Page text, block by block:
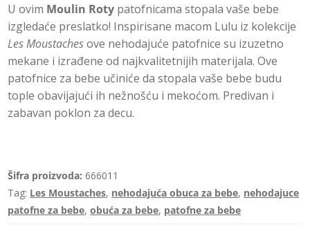
c
e
n
j
e
n
o
d
U ovim Moulin Roty patofnicama stopala vaše bebe
izgledaće preslatko! Inspirisane macom Lulu iz kolekcije
Les Moustachesove nehodajuće patofnice su izuzetno
mekane i izrađene od najkvalitetnijih materijala. Ove
patofnice za bebe učiniće da stopala vaše bebe budu
tople obavijajući ih nežnošću i mekoćom. Predivan i
zabavan poklon za decu.
Šifra proizvoda: 666011
Tag: Les Moustaches, nehodajuća obuca za bebe, nehodajuce
patofne za bebe,obuća za bebe, patofne za bebe